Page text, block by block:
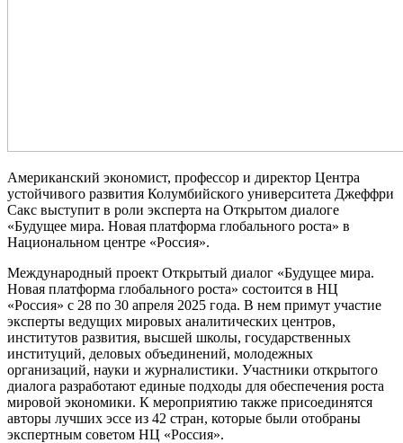
Американский экономист, профессор и директор Центра
устойчивого развития Колумбийского университета Джеффри
Сакс выступит в роли эксперта на Открытом диалоге
«Будущее мира. Новая платформа глобального роста» в
Национальном центре «Россия».
Международный проект Открытый диалог «Будущее мира.
Новая платформа глобального роста» состоится в НЦ
«Россия» с 28 по 30 апреля 2025 года. В нем примут участие
эксперты ведущих мировых аналитических центров,
институтов развития, высшей школы, государственных
институций, деловых объединений, молодежных
организаций, науки и журналистики. Участники открытого
диалога разработают единые подходы для обеспечения роста
мировой экономики. К мероприятию также присоединятся
авторы лучших эссе из 42 стран, которые были отобраны
экспертным советом НЦ «Россия».